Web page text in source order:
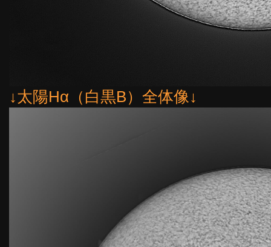
↓太陽Hα（白黒B）全体像↓